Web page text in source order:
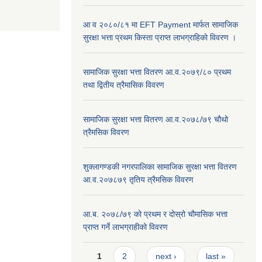
आ व २०८०/८१ मा EFT Payment मार्फत सामाजिक
सुरक्षा भत्ता प्रथम किस्ता प्राप्त लाभग्राहिकाे विवरण ।
सामाजिक सुरक्षा भत्ता वितरण आ.व.२०७९/८० प्रथम
तथा द्वितीय त्रैमासिक विवरण
सामाजिक सुरक्षा भत्ता वितरण आ.व.२०७८/७९ चौथो
त्रैमसिक विवरण
शुक्लागण्डकी नगरपालिका सामाजिक सुरक्षा भत्ता वितरण
आ.व.२०७८७९ तृतिय त्रैमसिक विवरण
आ.ब. २०७८/७९ को प्रथम र दोस्रो चौमासिक भत्ता
प्राप्त गर्ने लाभग्राहीको विवरण
Pages
1 2 next › last »